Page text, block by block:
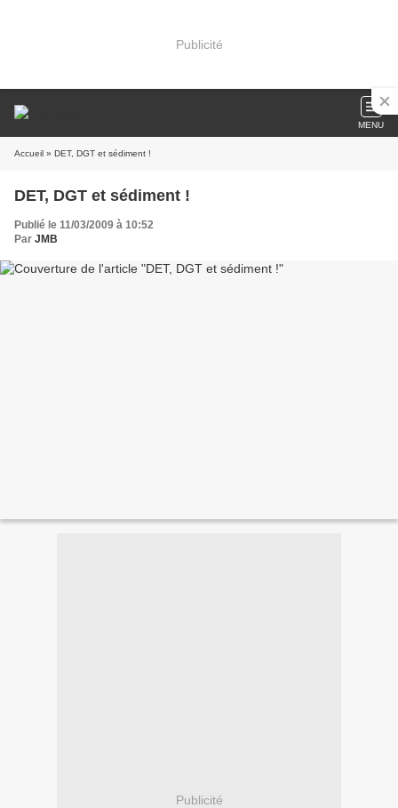
Publicité
MENU
Accueil » DET, DGT et sédiment !
DET, DGT et sédiment !
Publié le 11/03/2009 à 10:52
Par JMB
Publicité